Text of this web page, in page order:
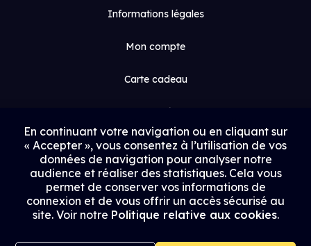
Informations légales
Mon compte
Carte cadeau
Espace médias
Contact
Proposer un film
Rejoindre Uptrack
En continuant votre navigation ou en cliquant sur
« Accepter », vous consentez à l’utilisation de vos
données de navigation pour analyser notre
audience et réaliser des statistiques. Cela vous
permet de conserver vos informations de
connexion et de vous offrir un accès sécurisé au
site. Voir notre Politique relative aux cookies.